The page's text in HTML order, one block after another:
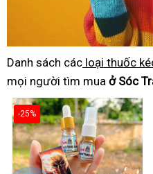
Danh sách các loại thuốc
mọi người tìm mua ở Sóc
-25%